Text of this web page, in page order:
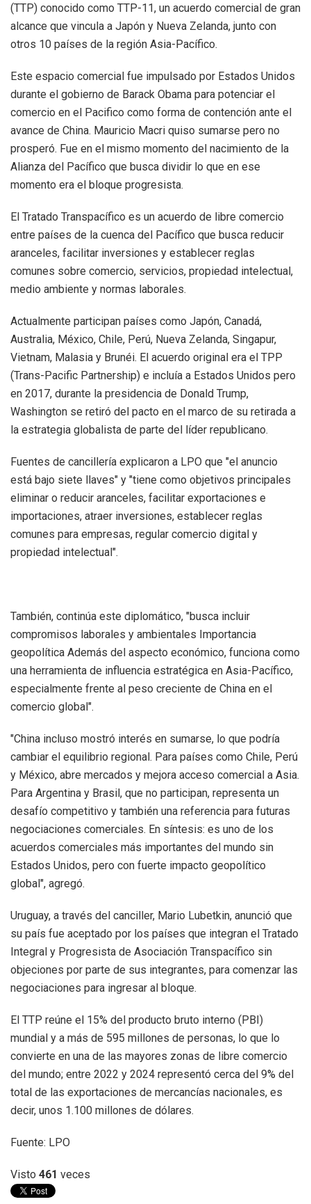
(TTP) conocido como TTP-11, un acuerdo comercial de gran
alcance que vincula a Japón y Nueva Zelanda, junto con
otros 10 países de la región Asia-Pacífico.
Este espacio comercial fue impulsado por Estados Unidos
durante el gobierno de Barack Obama para potenciar el
comercio en el Pacifico como forma de contención ante el
avance de China. Mauricio Macri quiso sumarse pero no
prosperó. Fue en el mismo momento del nacimiento de la
Alianza del Pacífico que busca dividir lo que en ese
momento era el bloque progresista.
El Tratado Transpacífico es un acuerdo de libre comercio
entre países de la cuenca del Pacífico que busca reducir
aranceles, facilitar inversiones y establecer reglas
comunes sobre comercio, servicios, propiedad intelectual,
medio ambiente y normas laborales.
Actualmente participan países como Japón, Canadá,
Australia, México, Chile, Perú, Nueva Zelanda, Singapur,
Vietnam, Malasia y Brunéi. El acuerdo original era el TPP
(Trans-Pacific Partnership) e incluía a Estados Unidos pero
en 2017, durante la presidencia de Donald Trump,
Washington se retiró del pacto en el marco de su retirada a
la estrategia globalista de parte del líder republicano.
Fuentes de cancillería explicaron a LPO que "el anuncio
está bajo siete llaves" y "tiene como objetivos principales
eliminar o reducir aranceles, facilitar exportaciones e
importaciones, atraer inversiones, establecer reglas
comunes para empresas, regular comercio digital y
propiedad intelectual".
También, continúa este diplomático, "busca incluir
compromisos laborales y ambientales Importancia
geopolítica Además del aspecto económico, funciona como
una herramienta de influencia estratégica en Asia-Pacífico,
especialmente frente al peso creciente de China en el
comercio global".
"China incluso mostró interés en sumarse, lo que podría
cambiar el equilibrio regional. Para países como Chile, Perú
y México, abre mercados y mejora acceso comercial a Asia.
Para Argentina y Brasil, que no participan, representa un
desafío competitivo y también una referencia para futuras
negociaciones comerciales. En síntesis: es uno de los
acuerdos comerciales más importantes del mundo sin
Estados Unidos, pero con fuerte impacto geopolítico
global", agregó.
Uruguay, a través del canciller, Mario Lubetkin, anunció que
su país fue aceptado por los países que integran el Tratado
Integral y Progresista de Asociación Transpacífico sin
objeciones por parte de sus integrantes, para comenzar las
negociaciones para ingresar al bloque.
El TTP reúne el 15% del producto bruto interno (PBI)
mundial y a más de 595 millones de personas, lo que lo
convierte en una de las mayores zonas de libre comercio
del mundo; entre 2022 y 2024 representó cerca del 9% del
total de las exportaciones de mercancías nacionales, es
decir, unos 1.100 millones de dólares.
Fuente: LPO
Visto 461 veces